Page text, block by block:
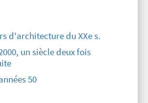
d'architecture du XXe s.
un siècle deux fois
50